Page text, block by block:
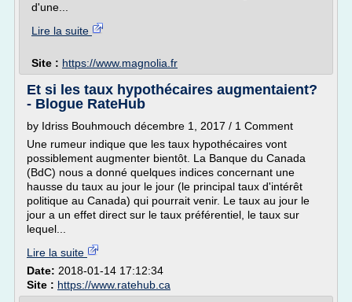
d'une...
Lire la suite
Site : https://www.magnolia.fr
Et si les taux hypothécaires augmentaient?
- Blogue RateHub
by Idriss Bouhmouch décembre 1, 2017 / 1 Comment
Une rumeur indique que les taux hypothécaires vont
possiblement augmenter bientôt. La Banque du Canada
(BdC) nous a donné quelques indices concernant une
hausse du taux au jour le jour (le principal taux d'intérêt
politique au Canada) qui pourrait venir. Le taux au jour le
jour a un effet direct sur le taux préférentiel, le taux sur
lequel...
Lire la suite
Date: 2018-01-14 17:12:34
Site : https://www.ratehub.ca